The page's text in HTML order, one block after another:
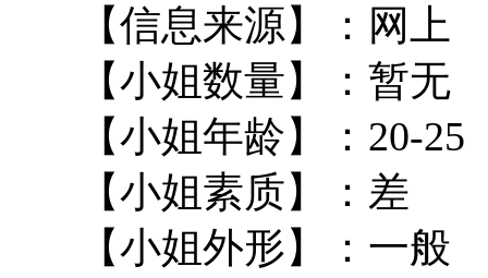
【信息来源】：
【小姐数量】：
【小姐年龄】：
【小姐素质】
【小姐外形】：